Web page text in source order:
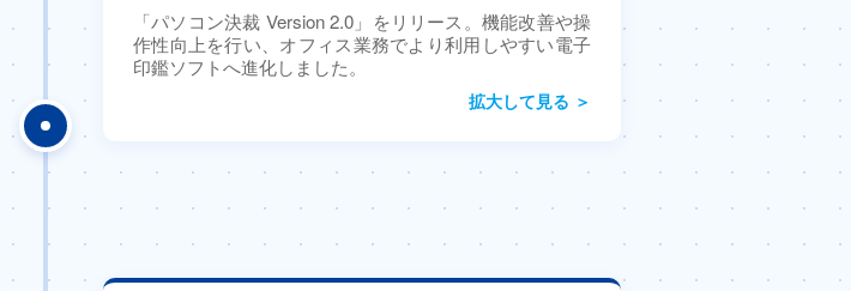
「パソコン決裁 Version 2.0」をリリース。機能改善や操
作性向上を行い、オフィス業務でより利用しやすい電子
印鑑ソフトへ進化しました。
拡大して見る ＞